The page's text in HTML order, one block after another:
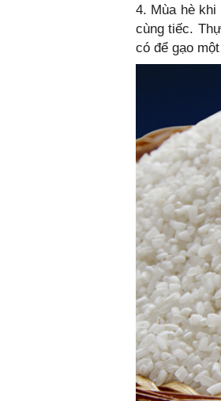
4. Mùa hè
cùng tiếc.
có để gạo